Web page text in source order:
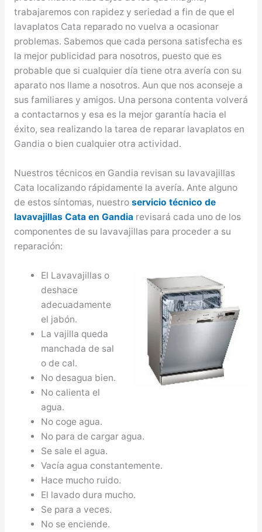
trabajaremos con rapidez y seriedad a fin de que el
lavaplatos Cata reparado no vuelva a ocasionar
problemas. Sabemos que cada persona satisfecha es
la mejor publicidad para nosotros, puesto que es
probable que si cualquier día tiene otra avería con su
aparato nos llame a nosotros. Aun que nos aconseje a
sus familiares y amigos. Una persona contenta volverá
a contactarnos y esa es la mejor garantía hacia el
éxito, sea realizando la tarea de reparar lavaplatos en
Gandia o bien cualquier otra actividad.
Nuestros técnicos en Gandia revisan su lavavajillas
Cata localizando rápidamente la avería. Ante alguno
de estos síntomas, nuestro servicio técnico de
lavavajillas Cata en Gandia revisará cada uno de los
componentes de su lavavajillas para proceder a su
reparación:
El Lavavajillas o
deshace
adecuadamente
el jabón.
La vajilla queda
manchada de sal
o de cal.
No desagua bien.
No calienta el
agua.
No coge agua.
No para de cargar agua.
Se sale el agua.
Vacía agua constantemente.
Hace mucho ruido.
El lavado dura mucho.
Se para a veces.
No se enciende.